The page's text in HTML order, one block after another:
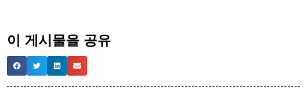
이 게시물을 공유